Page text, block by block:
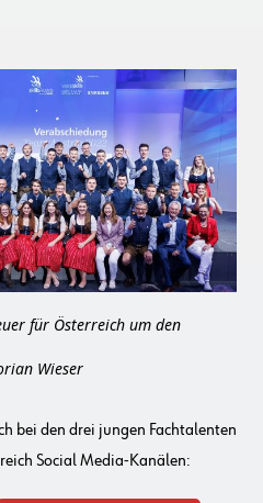
für Österreich um den
Wieser
bei den drei jungen Fachtalenten
Social Media-Kanälen: